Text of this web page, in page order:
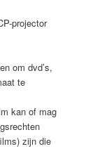
projector
om dvd’s,
te
kan of mag
zijn die